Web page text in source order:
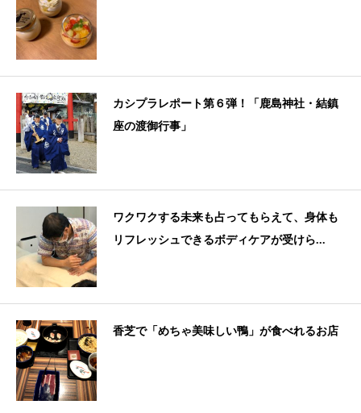
カシプラレポート第６弾！「鹿島神社・結鎮
座の渡御行事」
ワクワクする未来も占ってもらえて、身体も
リフレッシュできるボディケアが受けら...
香芝で「めちゃ美味しい鴨」が食べれるお店